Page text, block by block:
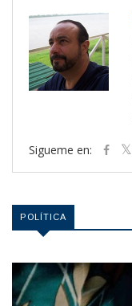
Sigueme en:
POLÍTICA